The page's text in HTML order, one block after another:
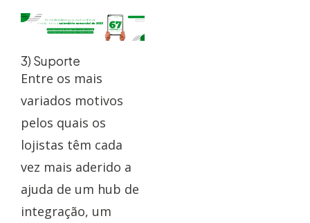
3) Suporte
Entre os mais
variados motivos
pelos quais os
lojistas têm cada
vez mais aderido a
ajuda de um hub de
integração, um